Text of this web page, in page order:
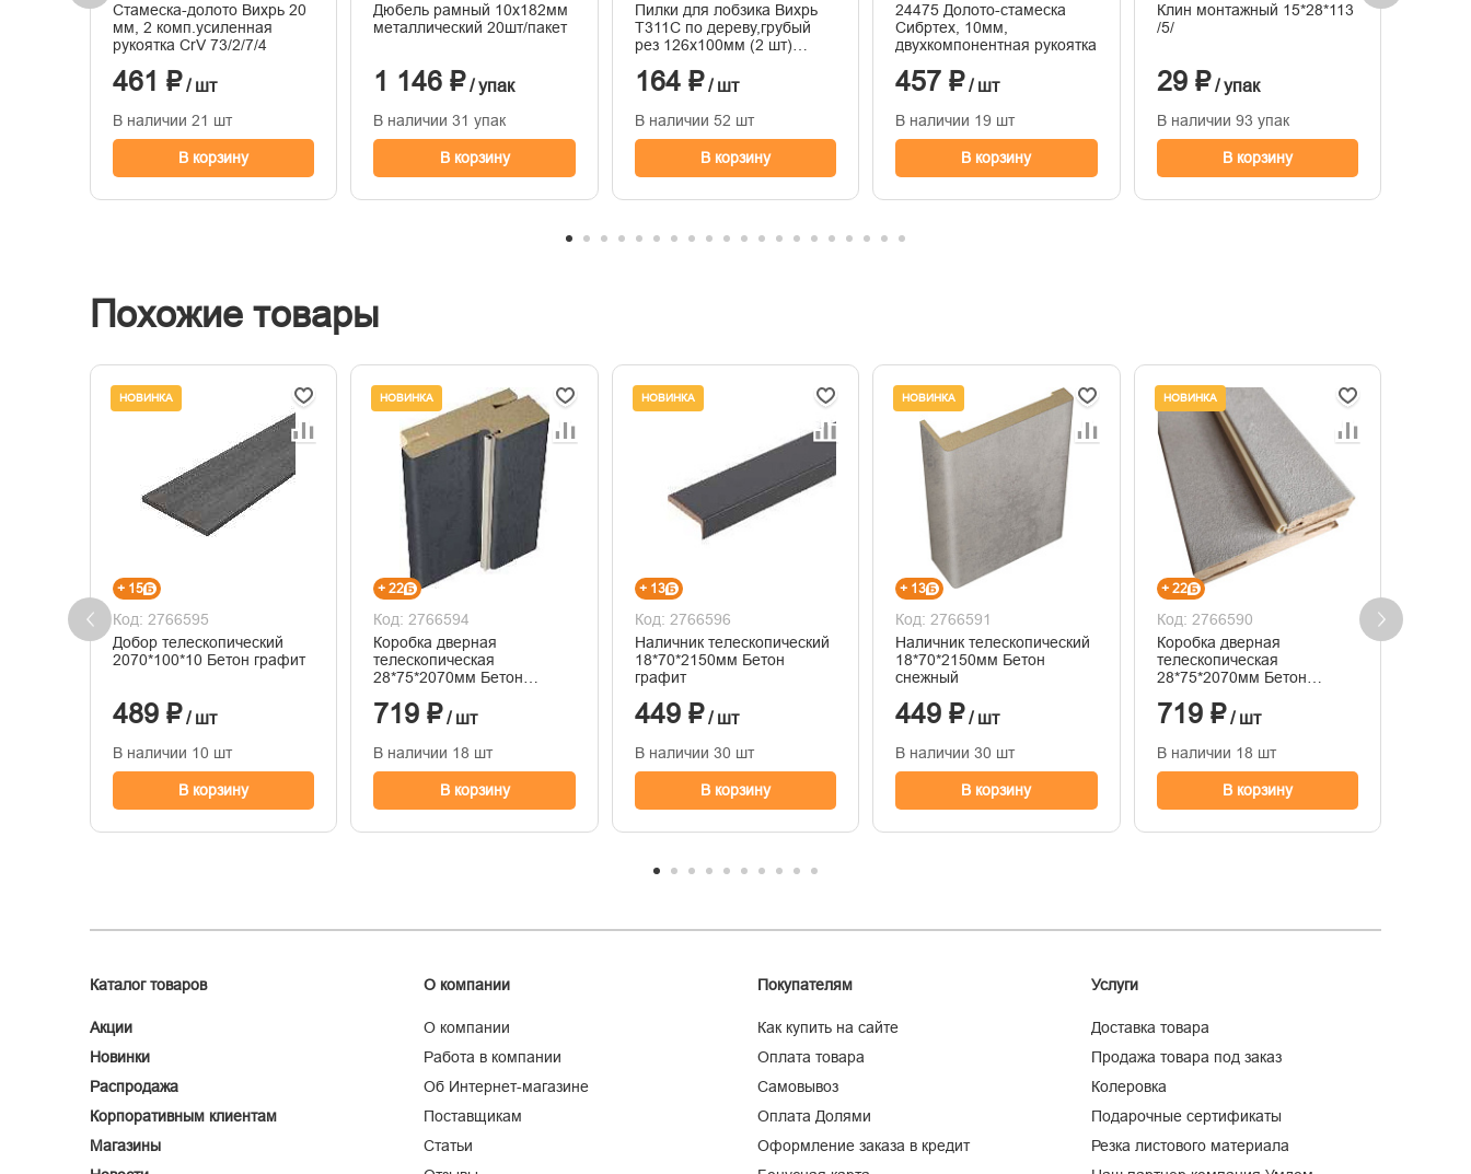
Стамеска-долото Вихрь 20
мм, 2 комп.усиленная
рукоятка CrV 73/2/7/4
461 ₽ / шт
В наличии 21 шт
В корзину
Дюбель рамный 10х182мм
металлический 20шт/пакет
1 146 ₽ / упак
В наличии 31 упак
В корзину
Пилки для лобзика Вихрь
Т311C по дереву,грубый
рез 126х100мм (2 шт)
164 ₽/ шт
В наличии 52 шт
В корзину
24475 Долото-стамеска
Сибртех, 10мм,
двухкомпонентная рукоятка
457 ₽ / шт
В наличии 19 шт
В корзину
Клин монтажный 15*28*113
/5/
29 ₽/ упак
В наличии 93 упак
В корзину
Похожие товары
НОВИНКА
+ 15
Код: 2766595
Добор телескопический
2070*100*10 Бетон графит
489 ₽ / шт
В наличии 10 шт
В корзину
НОВИНКА
+ 22
Код: 2766594
Коробка дверная
телескопическая
28*75*2070мм Бетон
719 ₽ / шт
В наличии 18 шт
В корзину
НОВИНКА
+ 13
Код: 2766596
Наличник телескопический
18*70*2150мм Бетон
графит
449 ₽/ шт
В наличии 30 шт
В корзину
НОВИНКА
+ 13
Код: 2766591
Наличник телескопический
18*70*2150мм Бетон
снежный
449 ₽ / шт
В наличии 30 шт
В корзину
НОВИНКА
+ 22
Код: 2766590
Коробка дверная
телескопическая
28*75*2070мм Бетон
719 ₽/ шт
В наличии 18 шт
В корзину
Каталог товаров
Акции
Новинки
Распродажа
Корпоративным клиентам
Магазины
О компании
О компании
Работа в компании
Об Интернет-магазине
Поставщикам
Статьи
Покупателям
Как купить на сайте
Оплата товара
Самовывоз
Оплата Долями
Оформление заказа в кредит
Услуги
Доставка товара
Продажа товара под заказ
Колеровка
Подарочные сертификаты
Резка листового материала